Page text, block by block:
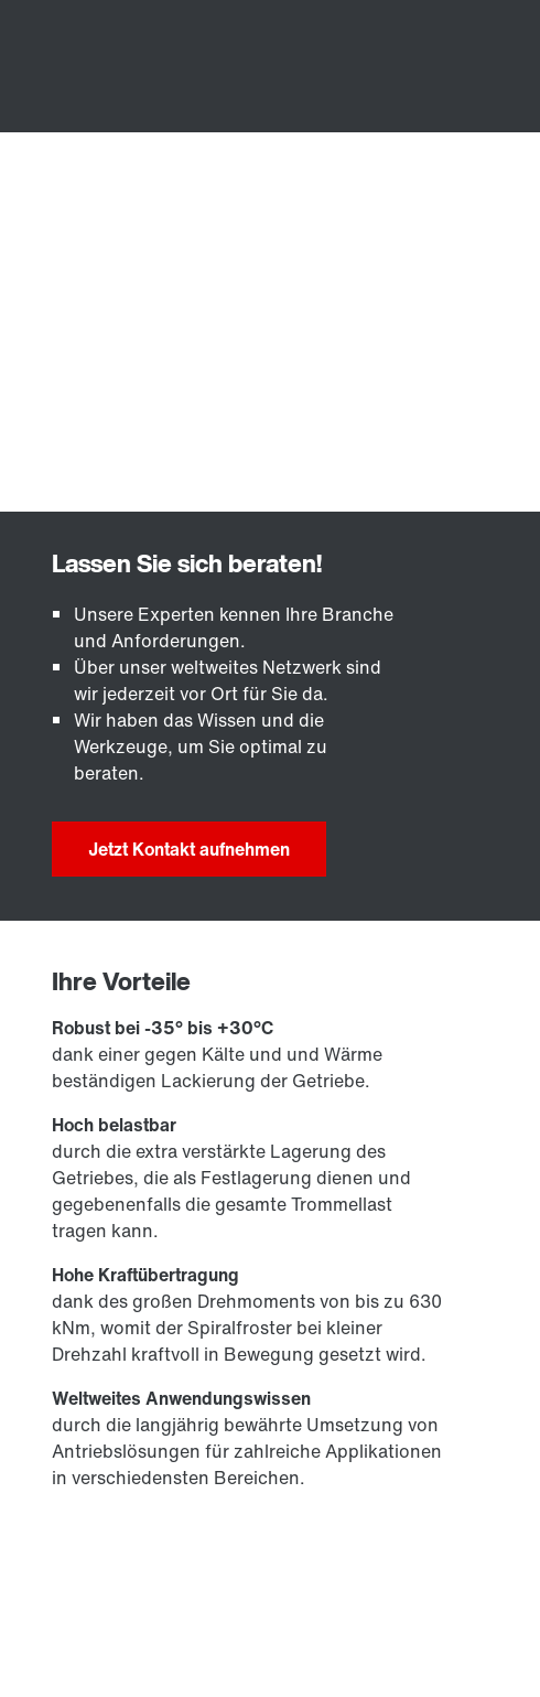
Unsere Experten kennen Ihre Branche
und Anforderungen.
Über unser weltweites Netzwerk sind
wir jederzeit vor Ort für Sie da.
Wir haben das Wissen und die
Werkzeuge, um Sie optimal zu
beraten.
Jetzt Kontakt aufnehmen
Ihre Vorteile
Robust bei -35° bis +30°C
dank einer gegen Kälte und und Wärme
beständigen Lackierung der Getriebe.
Hoch belastbar
durch die extra verstärkte Lagerung des
Getriebes, die als Festlagerung dienen und
gegebenenfalls die gesamte Trommellast
tragen kann.
Hohe Kraftübertragung
dank des großen Drehmoments von bis zu 630
kNm, womit der Spiralfroster bei kleiner
Drehzahl kraftvoll in Bewegung gesetzt wird.
Weltweites Anwendungswissen
durch die langjährig bewährte Umsetzung von
Antriebslösungen für zahlreiche Applikationen
in verschiedensten Bereichen.